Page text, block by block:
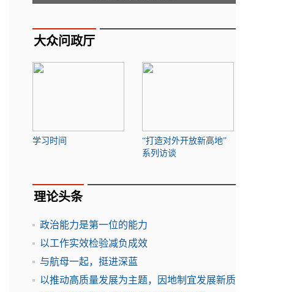
大众问政厅
学习时间
“打造对外开放新高地”
系列访谈
理论头条
政治能力是第一位的能力
以工作实效检验减负成效
与航母一起，挺进深蓝
以推动高质量发展为主题，因地制宜发展新质